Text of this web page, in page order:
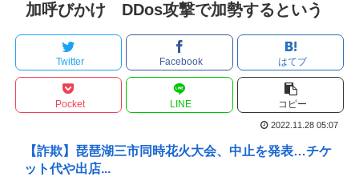
加呼びかけ DDos攻撃で加勢するという
Twitter Facebook はてブ
Pocket LINE コピー
2022.11.28 05:07
【詐欺】琵琶湖三市同時花火大会、中止を発表…チケ
ット代や出店...